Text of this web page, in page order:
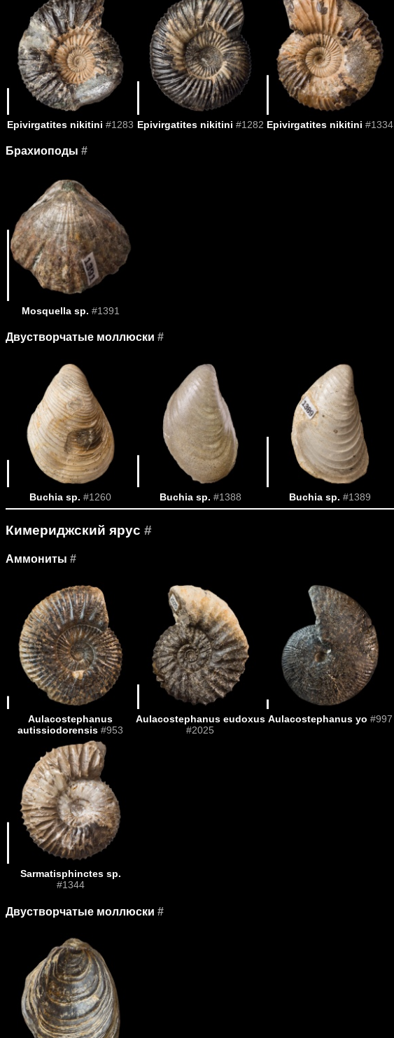
Epivirgatites nikitini #1283 Epivirgatites nikitini #1282 Epivirgatites nikitini #1334
Брахиоподы #
Mosquella sp. #1391
Двустворчатые моллюски #
Buchia sp. #1260 Buchia sp. #1388 Buchia sp. #1389
Кимериджский ярус #
Аммониты #
Aulacostephanus
autissiodorensis #953
Aulacostephanus eudoxus
#2025
Aulacostephanus yo #997
Sarmatisphinctes sp.
#1344
Двустворчатые моллюски #